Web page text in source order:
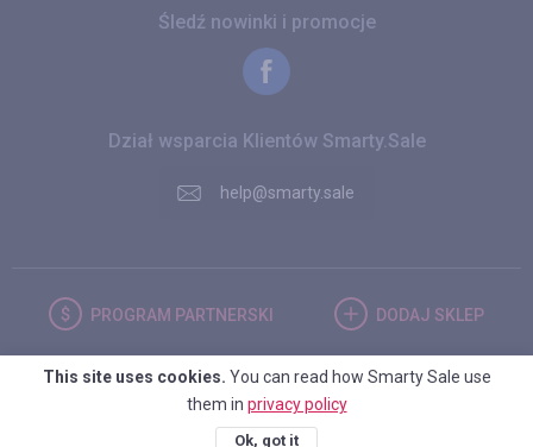
Śledź nowinki i promocje
Dział wsparcia Klientów Smarty.Sale
help@smarty.sale
PROGRAM PARTNERSKI DODAJ SKLEP
POLSKA
This site uses cookies. You can read how Smarty Sale use
them in privacy policy
Ok, got it